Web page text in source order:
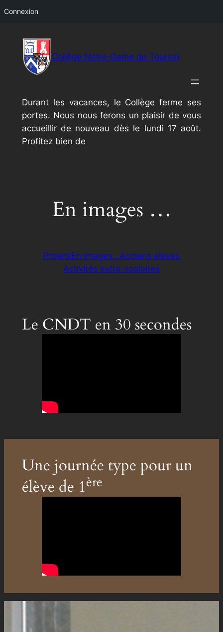
Connexion
contenu
Collège Notre-Dame de Tournai
Durant les vacances, le Collège ferme ses
portes. Nous nous ferons un plaisir de vous
accueillir de nouveau dès le lundi 17 août.
Profitez bien de
En images …
ProjetsEn images…Anciens élèves
Activités extra-scolaires
Le CNDT en 30 secondes
Une journée type pour un
élève de 1ère